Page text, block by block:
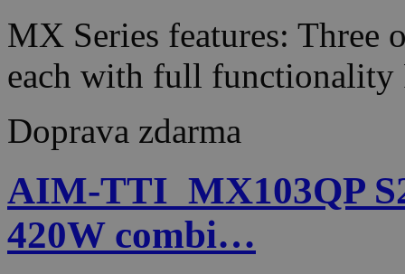
MX Series features: Three
each with full
Doprava zdarma
AIM-TTI_MX103QP
420W combi…